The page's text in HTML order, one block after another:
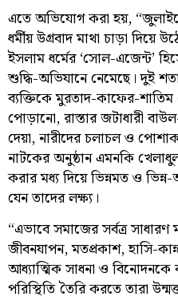
এতে অভিযোগ করা হয়,
ধর্মীয় উগ্রবাদ মাথা চাড়া দিয়ে
ইসলাম ধর্মের ‘সোল-এজেন্ট’
শুদ্ধি-অভিযানে নেমেছে। দুই
ব্যক্তিকে মুরতাদ-কাফের-
পোড়ানো, রাস্তার জটাধারী
দেয়া, নারীদের চলাচল ও
নাটকের অনুষ্ঠান এমনকি
করার মধ্য দিয়ে ভিন্নমত ও
যেন তাদের লক্ষ্য।
“এভাবে সমাজের সর্বত্র সাধারণ
জীবনযাপন, মতপ্রকাশ, হাসি-
আধ্যাত্মিক সাধনা ও বিনোদনকে
পরিস্থিতি তৈরি করতে তারা